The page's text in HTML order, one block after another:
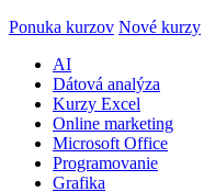
Ponuka kurzov Nové kurzy
AI
Dátová analýza
Kurzy Excel
Online marketing
Microsoft Office
Programovanie
Grafika